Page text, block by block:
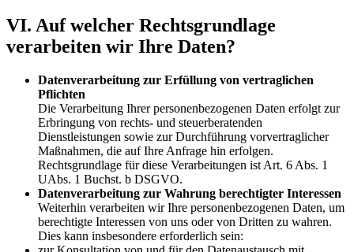
VI. Auf welcher Rechtsgrundlage
verarbeiten wir Ihre Daten?
Datenverarbeitung zur Erfüllung von vertraglichen
Pflichten
Die Verarbeitung Ihrer personenbezogenen Daten erfolgt zur
Erbringung von rechts- und steuerberatenden
Dienstleistungen sowie zur Durchführung vorvertraglicher
Maßnahmen, die auf Ihre Anfrage hin erfolgen.
Rechtsgrundlage für diese Verarbeitungen ist Art. 6 Abs. 1
UAbs. 1 Buchst. b DSGVO.
Datenverarbeitung zur Wahrung berechtigter Interessen
Weiterhin verarbeiten wir Ihre personenbezogenen Daten, um
berechtigte Interessen von uns oder von Dritten zu wahren.
Dies kann insbesondere erforderlich sein: